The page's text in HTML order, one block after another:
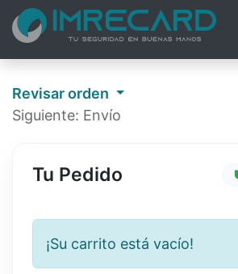
Revisar orden
Siguiente: Envío
Tu Pedido
¡Su carrito está vacío!